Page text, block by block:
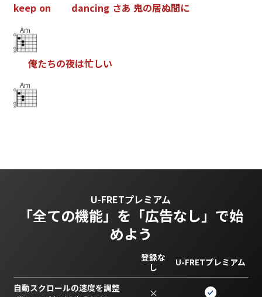
keep on dancing さあ 鬼の居ぬ間に
Am
俺たちの夜は忙しい
Am
U-FRETプレミアム
「全ての機能」を 「広告なし」で始
めよう
登録な
し
U-FRETプレミアム
自動スクロールの速度を調整 ×